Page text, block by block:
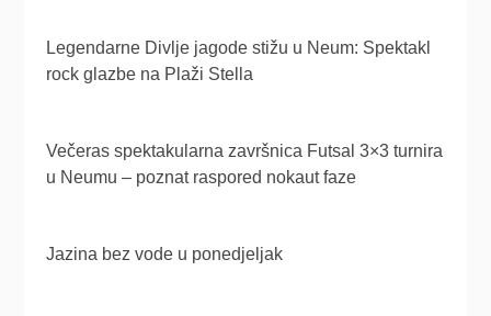
Legendarne Divlje jagode stižu u Neum: Spektakl
rock glazbe na Plaži Stella
Večeras spektakularna završnica Futsal 3×3 turnira
u Neumu – poznat raspored nokaut faze
Jazina bez vode u ponedjeljak